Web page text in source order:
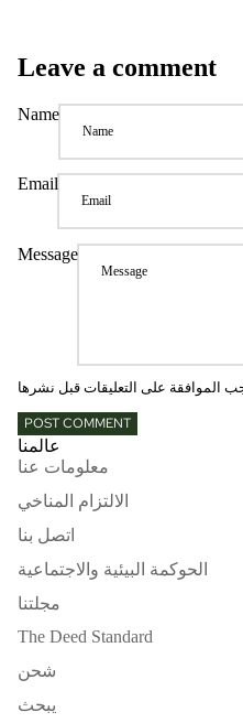
Leave a comment
Name
Email
Message
POST COMMENT
عالمنا
معلومات عنا
الالتزام المناخي
اتصل بنا
الحوكمة البيئية والاجتماعية
مجلتنا
The Deed Standard
شحن
يبحث